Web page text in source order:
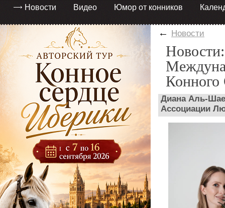
Новости Видео Юмор от конников
← Новости
Конного
Диана Аль-
Ассоциации